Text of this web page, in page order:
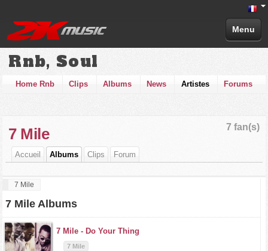
Menu
Rnb, Soul
Home Rnb Clips Albums News Artistes Forums
7 fan(s)
7 Mile
Accueil Albums Clips Forum
7 Mile
7 Mile Albums
7 Mile - Do Your Thing
7 Mile